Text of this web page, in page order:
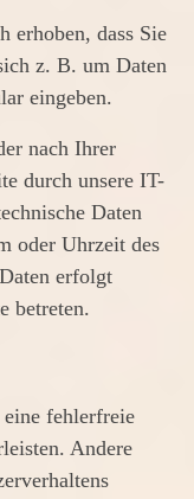
erhoben, dass Sie
z. B. um Daten
eingeben.
nach Ihrer
durch unsere IT-
Daten
oder Uhrzeit des
erfolgt
betreten.
fehlerfreie
Andere